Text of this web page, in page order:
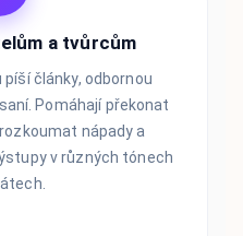
a tvůrcům
články, odbornou
Pomáhají překonat
nápady a
v různých tónech